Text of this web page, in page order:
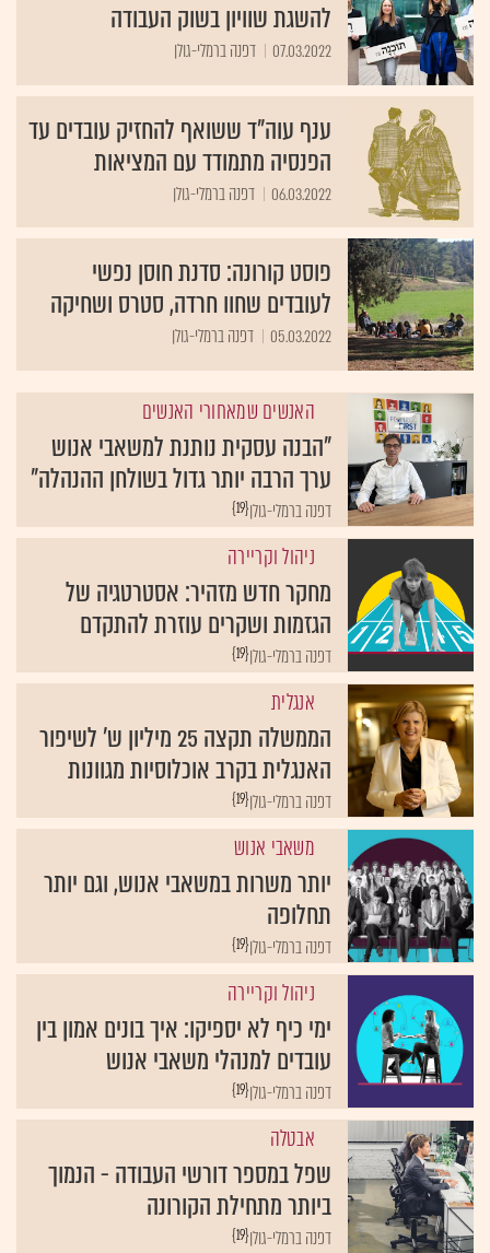
להשגת שוויון בשוק העבודה
07.03.2022 דפנה ברמלי-גולן
ענף עוה"ד ששואף להחזיק עובדים עד
הפנסיה מתמודד עם המציאות
06.03.2022 דפנה ברמלי-גולן
פוסט קורונה: סדנת חוסן נפשי
לעובדים שחוו חרדה, סטרס ושחיקה
05.03.2022 דפנה ברמלי-גולן
האנשים שמאחורי האנשים
"הבנה עסקית נותנת למשאבי אנוש
ערך הרבה יותר גדול בשולחן ההנהלה"
{19}דפנה ברמלי-גולן
ניהול וקריירה
מחקר חדש מזהיר: אסטרטגיה של
הגזמות ושקרים עוזרת להתקדם
{19}דפנה ברמלי-גולן
אנגלית
הממשלה תקצה 25 מיליון ש' לשיפור
האנגלית בקרב אוכלוסיות מגוונות
{19}דפנה ברמלי-גולן
משאבי אנוש
יותר משרות במשאבי אנוש, וגם יותר
תחלופה
{19}דפנה ברמלי-גולן
ניהול וקריירה
ימי כיף לא יספיקו: איך בונים אמון בין
עובדים למנהלי משאבי אנוש
{19}דפנה ברמלי-גולן
אבטלה
שפל במספר דורשי העבודה - הנמוך
ביותר מתחילת הקורונה
{19}דפנה ברמלי-גולן